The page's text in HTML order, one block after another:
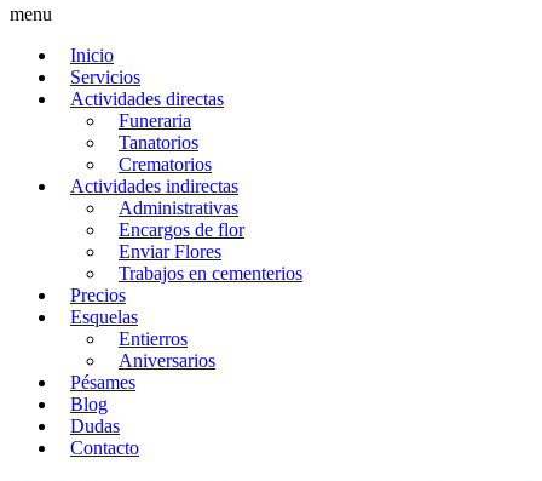
menu
Inicio
Servicios
Actividades directas
Funeraria
Tanatorios
Crematorios
Actividades indirectas
Administrativas
Encargos de flor
Enviar Flores
Trabajos en cementerios
Precios
Esquelas
Entierros
Aniversarios
Pésames
Blog
Dudas
Contacto